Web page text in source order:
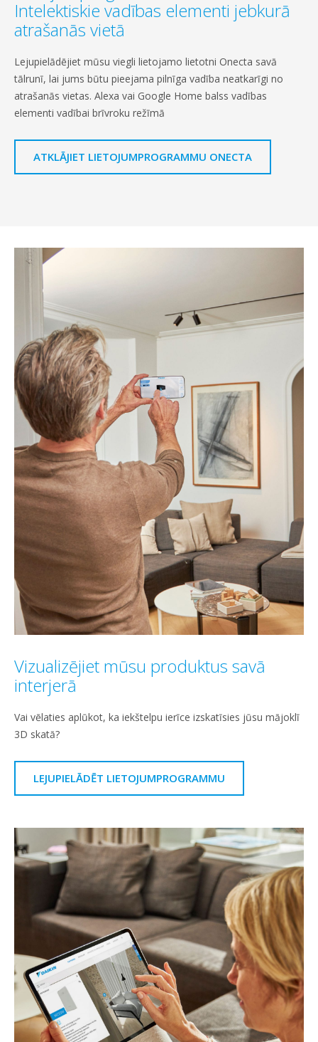
Intelektiskie vadības elementi jebkurā
atrašanās vietā
Lejupielādējiet mūsu viegli lietojamo lietotni Onecta savā
tālrunī, lai jums būtu pieejama pilnīga vadība neatkarīgi no
atrašanās vietas. Alexa vai Google Home balss vadības
elementi vadībai brīvroku režīmā
ATKLĀJIET LIETOJUMPROGRAMMU ONECTA
Vizualizējiet mūsu produktus savā
interjerā
Vai vēlaties aplūkot, ka iekštelpu ierīce izskatīsies jūsu mājoklī
3D skatā?
LEJUPIELĀDĒT LIETOJUMPROGRAMMU